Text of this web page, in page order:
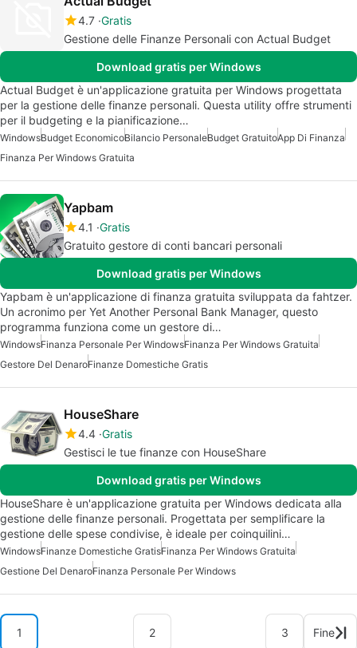
4.7 Gratis
Gestione delle Finanze Personali con Actual Budget
Download gratis per Windows
Actual Budget è un'applicazione gratuita per Windows progettata
per la gestione delle finanze personali. Questa utility offre strumenti
per il budgeting e la pianificazione…
WindowsBudget EconomicoBilancio PersonaleBudget GratuitoApp Di Finanza
Finanza Per Windows Gratuita
Yapbam
4.1 Gratis
Gratuito gestore di conti bancari personali
Download gratis per Windows
Yapbam è un'applicazione di finanza gratuita sviluppata da fahtzer.
Un acronimo per Yet Another Personal Bank Manager, questo
programma funziona come un gestore di…
WindowsFinanza Personale Per WindowsFinanza Per Windows Gratuita
Gestore Del DenaroFinanze Domestiche Gratis
HouseShare
4.4 Gratis
Gestisci le tue finanze con HouseShare
Download gratis per Windows
HouseShare è un'applicazione gratuita per Windows dedicata alla
gestione delle finanze personali. Progettata per semplificare la
gestione delle spese condivise, è ideale per coinquilini…
WindowsFinanze Domestiche GratisFinanza Per Windows Gratuita
Gestione Del DenaroFinanza Personale Per Windows
1 2 3 Fine